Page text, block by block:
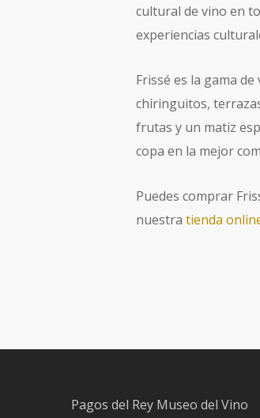
cultural de vino en
experiencias
Frissé es la gama
chiringuitos,
frutas y un matiz
copa en la mejor
Puedes comprar
nuestra tienda
Pagos del Rey Museo del Vino